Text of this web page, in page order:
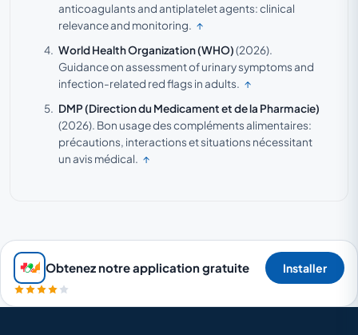
anticoagulants and antiplatelet agents: clinical
relevance and monitoring. ↑
World Health Organization (WHO)(2026).
Guidance on assessment of urinary symptoms and
infection-related red flags in adults. ↑
DMP (Direction du Medicament et de la Pharmacie)
(2026). Bon usage des compléments alimentaires:
précautions, interactions et situations nécessitant
un avis médical. ↑
Obtenez notre application gratuite Installer